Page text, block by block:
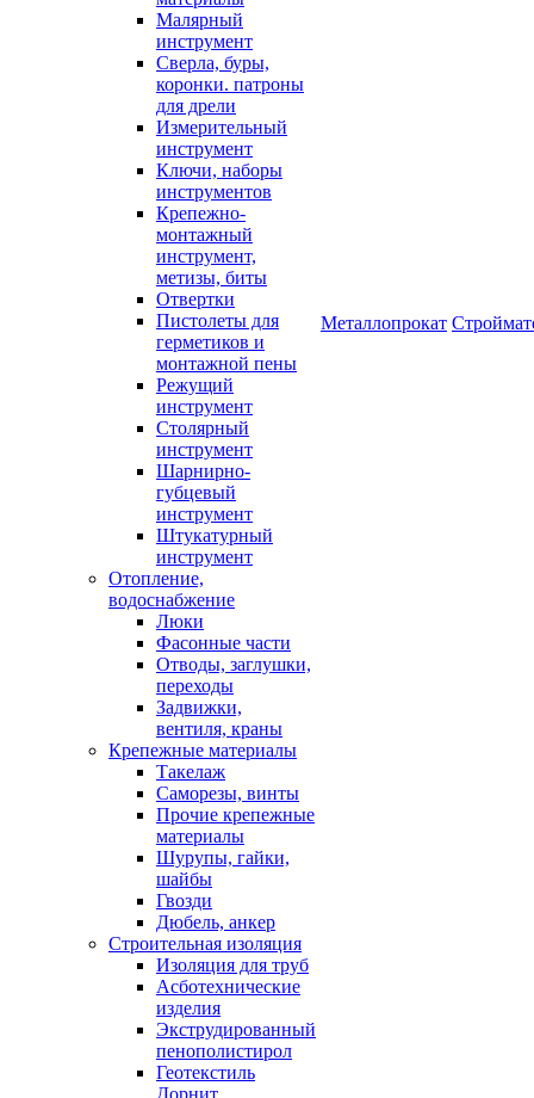
Малярный
инструмент
Сверла, буры,
коронки. патроны
для дрели
Измерительный
инструмент
Ключи, наборы
инструментов
Крепежно-
монтажный
инструмент,
метизы, биты
Отвертки
Пистолеты для
герметиков и
монтажной пены
Режущий
инструмент
Столярный
инструмент
Шарнирно-
губцевый
инструмент
Штукатурный
инструмент
Отопление,
водоснабжение
Люки
Фасонные части
Отводы, заглушки,
переходы
Задвижки,
вентиля, краны
Крепежные материалы
Такелаж
Саморезы, винты
Прочие крепежные
материалы
Шурупы, гайки,
шайбы
Гвозди
Дюбель, анкер
Строительная изоляция
Изоляция для труб
Асботехнические
изделия
Экструдированный
пенополистирол
Геотекстиль
Дорнит
Металлопрокат